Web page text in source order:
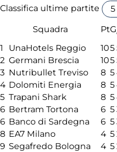
Classifica ultime partite
Squadra
PtG
1
UnaHotels Reggio 105
2 Germani Brescia 105
3 Nutribullet Treviso 8 5
4 Dolomiti Energia 8 5
5 Trapani Shark 8 5
6 Bertram Tortona 6 5
6 Banco di Sardegna 6 5
8 EA7 Milano 4 5
9 Segafredo Bologna 4 5